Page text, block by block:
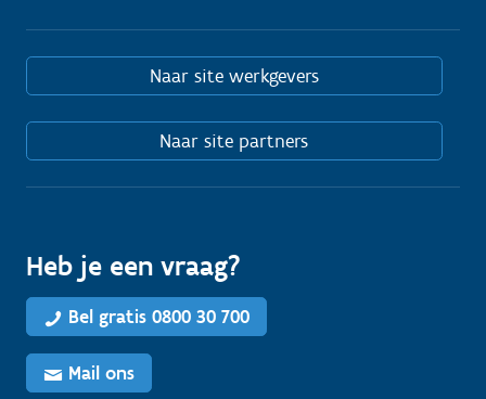
Naar site werkgevers
Naar site partners
Heb je een vraag?
Bel gratis 0800 30 700
Mail ons